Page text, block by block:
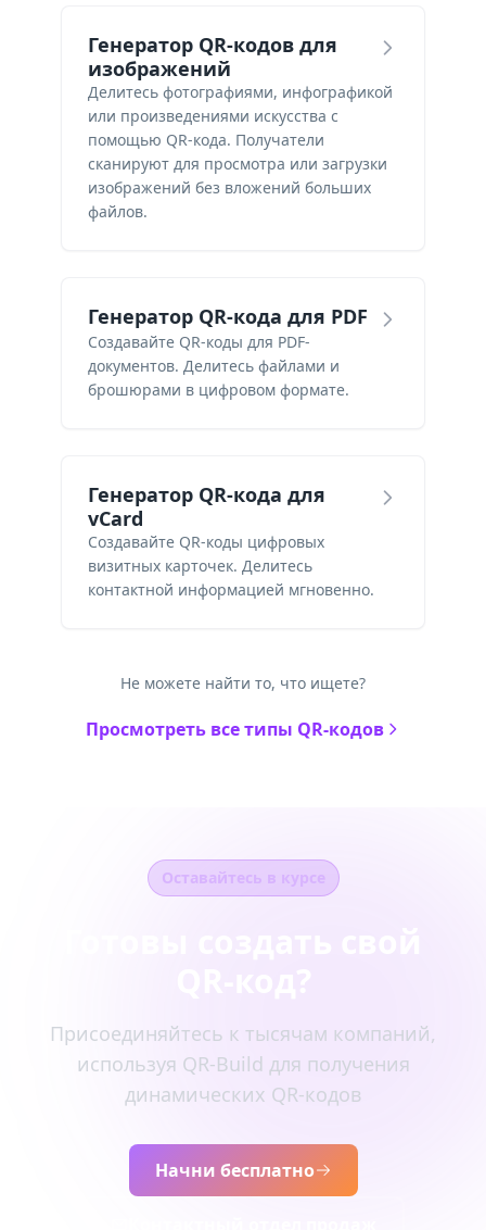
Генератор QR-кодов для
изображений
Делитесь фотографиями, инфографикой
или произведениями искусства с
помощью QR-кода. Получатели
сканируют для просмотра или загрузки
изображений без вложений больших
файлов.
Генератор QR-кода для PDF
Создавайте QR-коды для PDF-
документов. Делитесь файлами и
брошюрами в цифровом формате.
Генератор QR-кода для
vCard
Создавайте QR-коды цифровых
визитных карточек. Делитесь
контактной информацией мгновенно.
Не можете найти то, что ищете?
Просмотреть все типы QR-кодов
Оставайтесь в курсе
Присоединяйтесь к тысячам компаний,
используя QR-Build для получения
динамических QR-кодов
Начни бесплатно